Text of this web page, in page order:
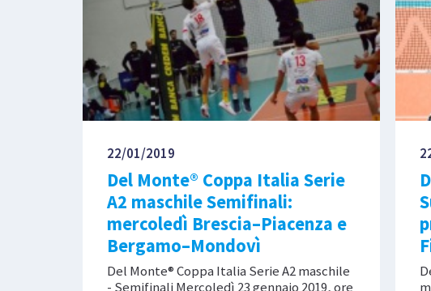
22/01/2019
Del Monte® Coppa Italia Serie
A2 maschile Semifinali:
mercoledì Brescia–Piacenza e
Bergamo–Mondovì
Del Monte® Coppa Italia Serie A2 maschile
- Semifinali Mercoledì 23 gennaio 2019, ore